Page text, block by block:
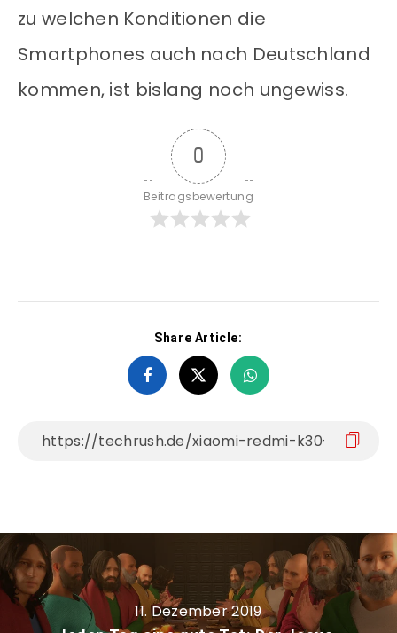
zu welchen Konditionen die
Smartphones auch nach Deutschland
kommen, ist bislang noch ungewiss.
0
Beitragsbewertung
Share Article:
11. Dezember 2019